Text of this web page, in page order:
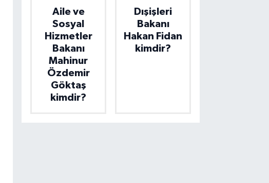
Aile ve
Sosyal
Hizmetler
Bakanı
Mahinur
Özdemir
Göktaş
kimdir?
Dışişleri
Bakanı
Hakan Fidan
kimdir?